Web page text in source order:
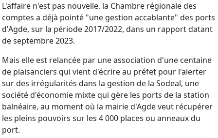
L'affaire n'est pas nouvelle, la Chambre régionale des
comptes a déjà pointé "une gestion accablante" des ports
d'Agde, sur la période 2017/2022, dans un rapport datant
de septembre 2023.
Mais elle est relancée par une association d'une centaine
de plaisanciers qui vient d'écrire au préfet pour l'alerter
sur des irrégularités dans la gestion de la Sodeal, une
société d'économie mixte qui gère les ports de la station
balnéaire, au moment où la mairie d'Agde veut récupérer
les pleins pouvoirs sur les 4 000 places ou anneaux du
port.